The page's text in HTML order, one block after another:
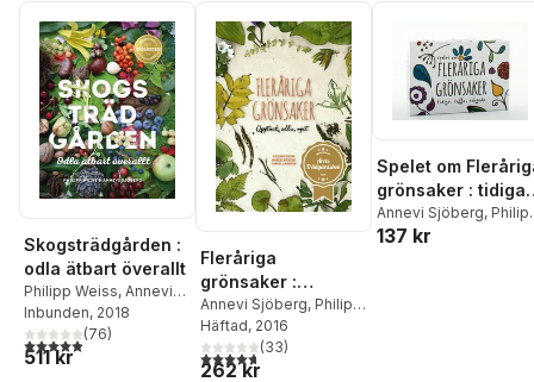
Skogsträdgården :
odla ätbart överallt
Philipp Weiss, Annevi
Sjöberg
Inbunden, 2018
4,9utav 5 stjärnor. Totalt antal röster:
(76)
511 kr
Fleråriga
grönsaker :
upptäck, odla, njut
Annevi Sjöberg, Philipp
Weiss,Daniel Larsson
Häftad, 2016
4,7utav 5 stjärnor. Totalt antal röster:
(33)
262 kr
Spelet om
grönsaker : tidiga,
tuffa, tokgoda
Annevi Sjöberg,
Weiss,Martin
137 kr